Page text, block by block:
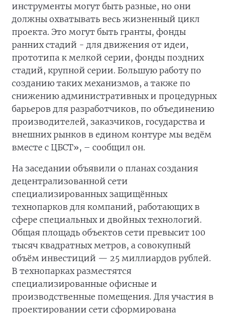
инструменты могут быть разные, но они
должны охватывать весь жизненный цикл
проекта. Это могут быть гранты, фонды
ранних стадий - для движения от идеи,
прототипа к мелкой серии, фонды поздних
стадий, крупной серии. Большую работу по
созданию таких механизмов, а также по
снижению административных и процедурных
барьеров для разработчиков, по объединению
производителей, заказчиков, государства и
внешних рынков в едином контуре мы ведём
вместе с ЦБСТ», – сообщил он.
На заседании объявили о планах создания
децентрализованной сети
специализированных защищённых
технопарков для компаний, работающих в
сфере специальных и двойных технологий.
Общая площадь объектов сети превысит 100
тысяч квадратных метров, а совокупный
объём инвестиций — 25 миллиардов рублей.
В технопарках разместятся
специализированные офисные и
производственные помещения. Для участия в
проектировании сети сформирована